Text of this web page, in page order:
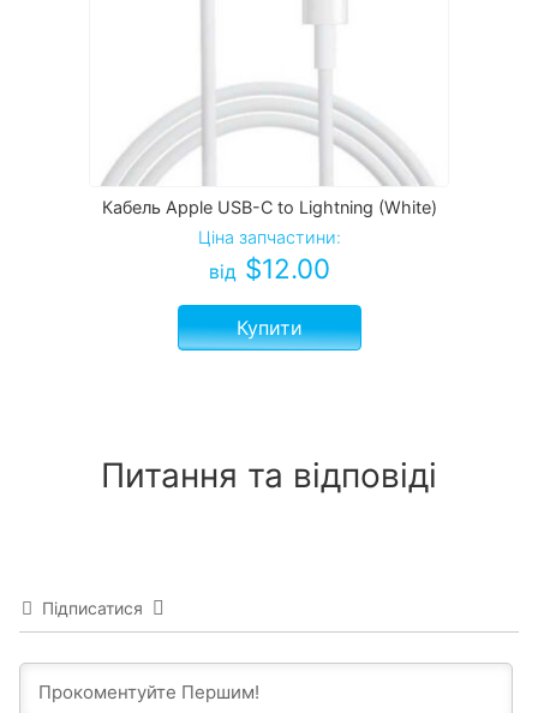
Кабель Apple USB-C to Lightning (White)
Ціна запчастини:
від $12.00
Купити
Питання та відповіді
Підписатися